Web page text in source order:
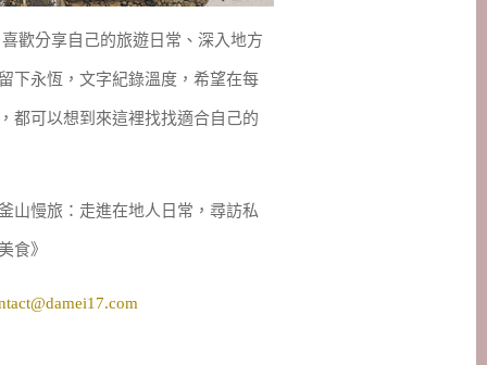
歡分享自己的旅遊日常、深入地方
下永恆，文字紀錄溫度，希望在每
都可以想到來這裡找找適合自己的
山慢旅：走進在地人日常，尋訪私
食》